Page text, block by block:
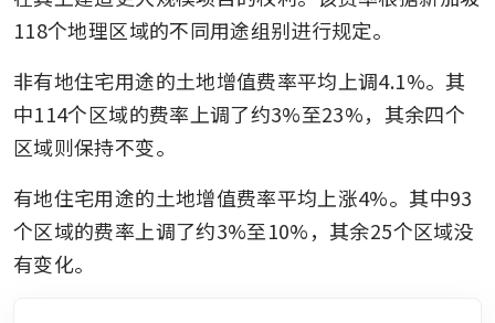
118个地理区域的不同用途组别进行规定。
非有地住宅用途的土地增值费率平均上调4.1%。其
中114个区域的费率上调了约3%至23%，其余四个
区域则保持不变。
有地住宅用途的土地增值费率平均上涨4%。其中93
个区域的费率上调了约3%至10%，其余25个区域没
有变化。